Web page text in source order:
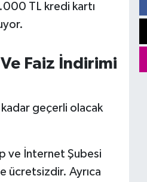
TL kredi kartı
Faiz İndirimi
kadar geçerli olacak
ve İnternet Şubesi
ücretsizdir. Ayrıca